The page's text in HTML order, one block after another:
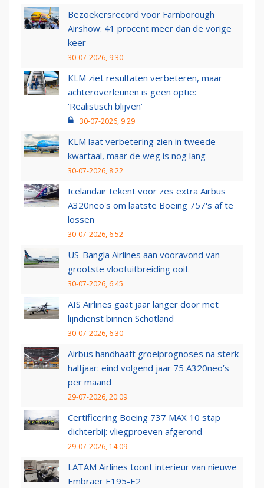
Bezoekersrecord voor Farnborough
Airshow: 41 procent meer dan de vorige
keer
30-07-2026, 9:30
KLM ziet resultaten verbeteren, maar
achteroverleunen is geen optie:
‘Realistisch blijven’
30-07-2026, 9:29
KLM laat verbetering zien in tweede
kwartaal, maar de weg is nog lang
30-07-2026, 8:22
Icelandair tekent voor zes extra Airbus
A320neo's om laatste Boeing 757's af te
lossen
30-07-2026, 6:52
US-Bangla Airlines aan vooravond van
grootste vlootuitbreiding ooit
30-07-2026, 6:45
AIS Airlines gaat jaar langer door met
lijndienst binnen Schotland
30-07-2026, 6:30
Airbus handhaaft groeiprognoses na sterk
halfjaar: eind volgend jaar 75 A320neo’s
per maand
29-07-2026, 20:09
Certificering Boeing 737 MAX 10 stap
dichterbij: vliegproeven afgerond
29-07-2026, 14:09
LATAM Airlines toont interieur van nieuwe
Embraer E195-E2